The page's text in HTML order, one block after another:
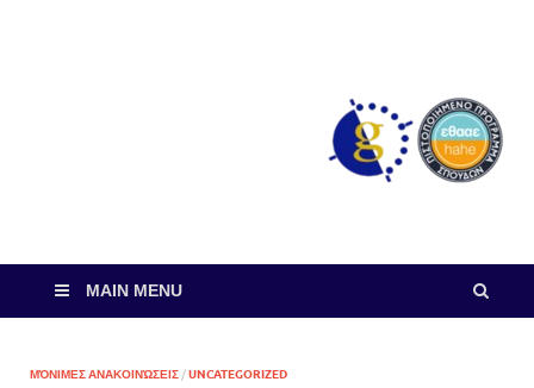
MAIN MENU
ΜΌΝΙΜΕΣ ΑΝΑΚΟΙΝΏΣΕΙΣ /UNCATEGORIZED